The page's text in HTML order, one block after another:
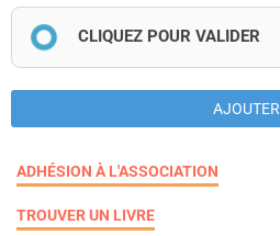
CLIQUEZ POUR VALIDER
AJOUTER
ADHÉSION À L'ASSOCIATION
TROUVER UN LIVRE